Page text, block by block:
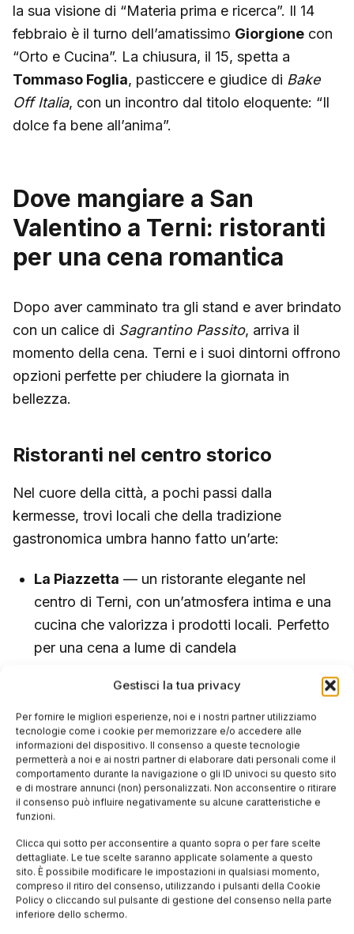
Gestisci la tua privacy
Per fornire le migliori esperienze, noi e i nostri partner utilizziamo
tecnologie come i cookie per memorizzare e/o accedere alle
informazioni del dispositivo. Il consenso a queste tecnologie
permetterà a noi e ai nostri partner di elaborare dati personali come il
comportamento durante la navigazione o gli ID univoci su questo sito
e di mostrare annunci (non) personalizzati. Non acconsentire o ritirare
il consenso può influire negativamente su alcune caratteristiche e
funzioni.
Clicca qui sotto per acconsentire a quanto sopra o per fare scelte
dettagliate. Le tue scelte saranno applicate solamente a questo
sito. È possibile modificare le impostazioni in qualsiasi momento,
compreso il ritiro del consenso, utilizzando i pulsanti della Cookie
Policy o cliccando sul pulsante di gestione del consenso nella parte
inferiore dello schermo.
la sua visione di “Materia prima e ricerca”. Il 14
febbraio è il turno dell’amatissimo Giorgione con
“Orto e Cucina”. La chiusura, il 15, spetta a
Tommaso Foglia, pasticcere e giudice di Bake
Off Italia, con un incontro dal titolo eloquente: “Il
dolce fa bene all’anima”.
Dove mangiare a San
Valentino a Terni: ristoranti
per una cena romantica
Dopo aver camminato tra gli stand e aver brindato
con un calice di Sagrantino Passito, arriva il
momento della cena. Terni e i suoi dintorni offrono
opzioni perfette per chiudere la giornata in
bellezza.
Ristoranti nel centro storico
Nel cuore della città, a pochi passi dalla
kermesse, trovi locali che della tradizione
gastronomica umbra hanno fatto un’arte:
La Piazzetta — un ristorante elegante nel
centro di Terni, con un’atmosfera intima e una
cucina che valorizza i prodotti locali. Perfetto
per una cena a lume di candela
Al Vecchio Frack
— un classico della
ristorazione ternana, con valutazioni altissime
da parte dei clienti e un’attenzione particolare
ai piatti della tradizione umbra rivisitati con
creatività
Le Due Terre— dove la pasta è fatta a mano
ogni giorno e il legame con il territorio si sente
in ogni boccone. I ravioli al tartufo sono
un’esperienza a sé
Fuori città: esperienze esclusive